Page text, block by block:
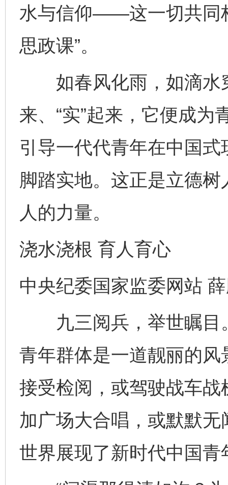
水与信仰——这一切共同
思政课”。
如春风化雨，如滴水
来、“实”起来，它便成
引导一代代青年在中国
脚踏实地。这正是立德
人的力量。
浇水浇根 育人育心
中央纪委国家监委网站
九三阅兵，举世瞩目
青年群体是一道靓丽的
接受检阅，或驾驶战车
加广场大合唱，或默默
世界展现了新时代中国青